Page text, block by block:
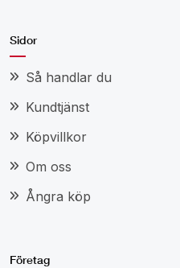
Sidor
Så handlar du
Kundtjänst
Köpvillkor
Om oss
Ångra köp
Företag